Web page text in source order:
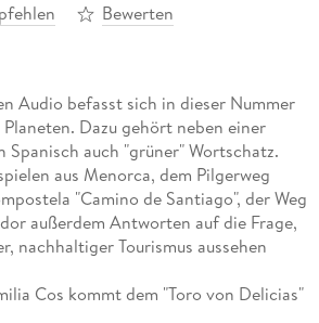
Bewerten
Audio befasst sich in dieser Nummer
Dazu gehört neben einer
Spanisch auch "grüner" Wortschatz.
aus Menorca, dem Pilgerweg
"Camino de Santiago", der Weg
außerdem Antworten auf die Frage,
nachhaltiger Tourismus aussehen
Cos kommt dem "Toro von Delicias"